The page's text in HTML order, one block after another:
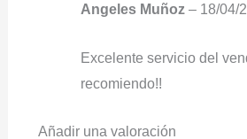
Angeles Muñoz – 18/04/
Excelente servicio del
recomiendo!!
Añadir una valoración